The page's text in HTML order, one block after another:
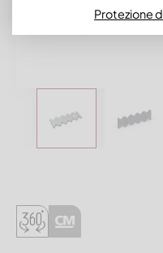
Protezione